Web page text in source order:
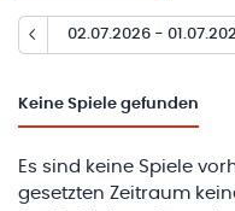
02.07.2026 -
Keine Spiele gefunden
Es sind keine Spiele
gesetzten Zeitraum